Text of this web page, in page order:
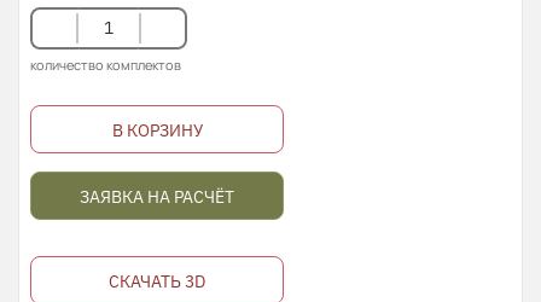
количество комплектов
В КОРЗИНУ
ЗАЯВКА НА РАСЧЁТ
СКАЧАТЬ 3D